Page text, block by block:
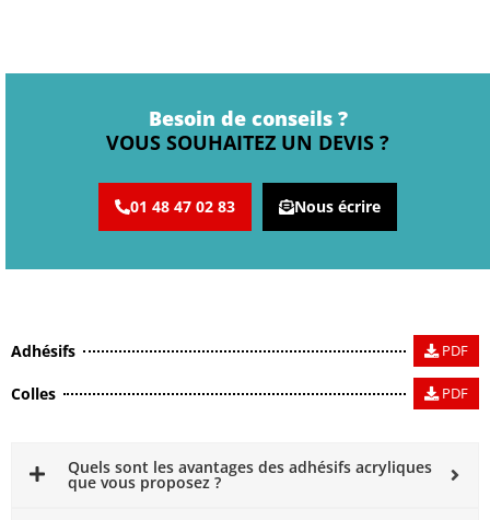
Adhésifs PDF
Colles PDF
Besoin de conseils ?
VOUS SOUHAITEZ UN DEVIS ?
01 48 47 02 83 Nous écrire
Quels sont les avantages des adhésifs acryliques
que vous proposez ?